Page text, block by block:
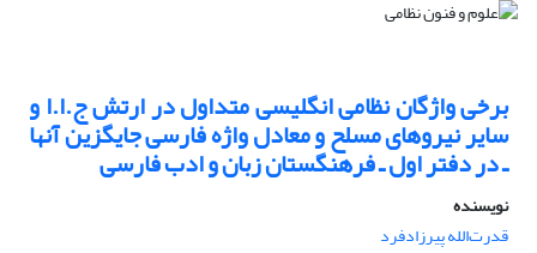
برخی واژگان نظامی انگلیسی متداول در ارتش ج.ا.ا و
سایر نیروهای مسلح و معادل واژه فارسی جایگزین آنها
ـ در دفتر اول ـ فرهنگستان زبان و ادب فارسی
نویسنده
قدرت‌الله پیرزادفرد